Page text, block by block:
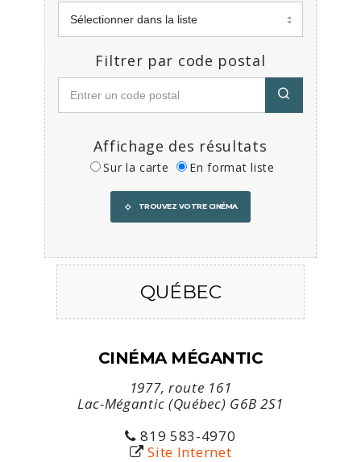
Filtrer par code postal
Affichage des résultats
Sur la carte En format liste
TROUVEZ VOTRE CINÉMA
QUÉBEC
CINÉMA MÉGANTIC
1977, route 161
Lac-Mégantic (Québec) G6B 2S1
819 583-4970
Site Internet